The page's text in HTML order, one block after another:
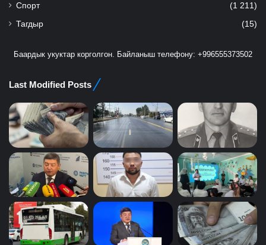
Спорт (1 211)
Тагдыр (15)
Баардык укуктар корголгон. Байланыш телефону: +996555373502
Last Modified Posts